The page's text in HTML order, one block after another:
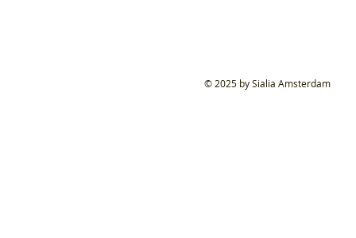
© 2025 by Sialia Amsterdam